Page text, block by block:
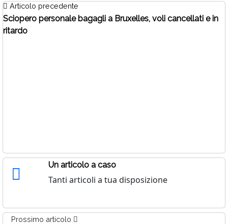
Articolo precedente
Sciopero personale bagagli a Bruxelles, voli cancellati e in
ritardo
Un articolo a caso
Tanti articoli a tua disposizione
Prossimo articolo